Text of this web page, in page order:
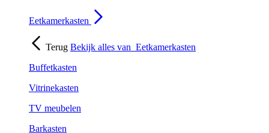
Eetkamerkasten
Terug Bekijk alles van Eetkamerkasten
Buffetkasten
Vitrinekasten
TV meubelen
Barkasten